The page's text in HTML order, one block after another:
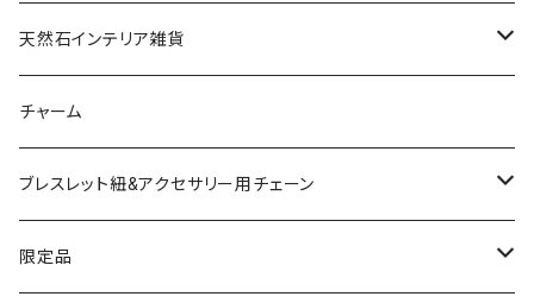
ドゥルージー
ソーラークォーツ
コッパー
アゲート
天然石インテリア雑貨
天然石スライスコースター
天然石キャンドルホルダー
チャーム
ブレスレット紐&アクセサリー用チェーン
ネックレスチェーン
限定品